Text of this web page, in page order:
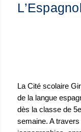
La Cité scolaire
de la langue
dès la classe de
semaine. A